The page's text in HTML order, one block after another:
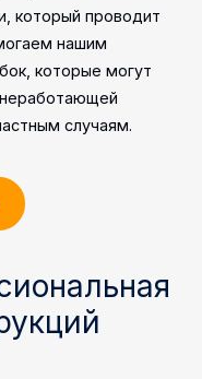
который проводит
нашим
которые могут
случаям.